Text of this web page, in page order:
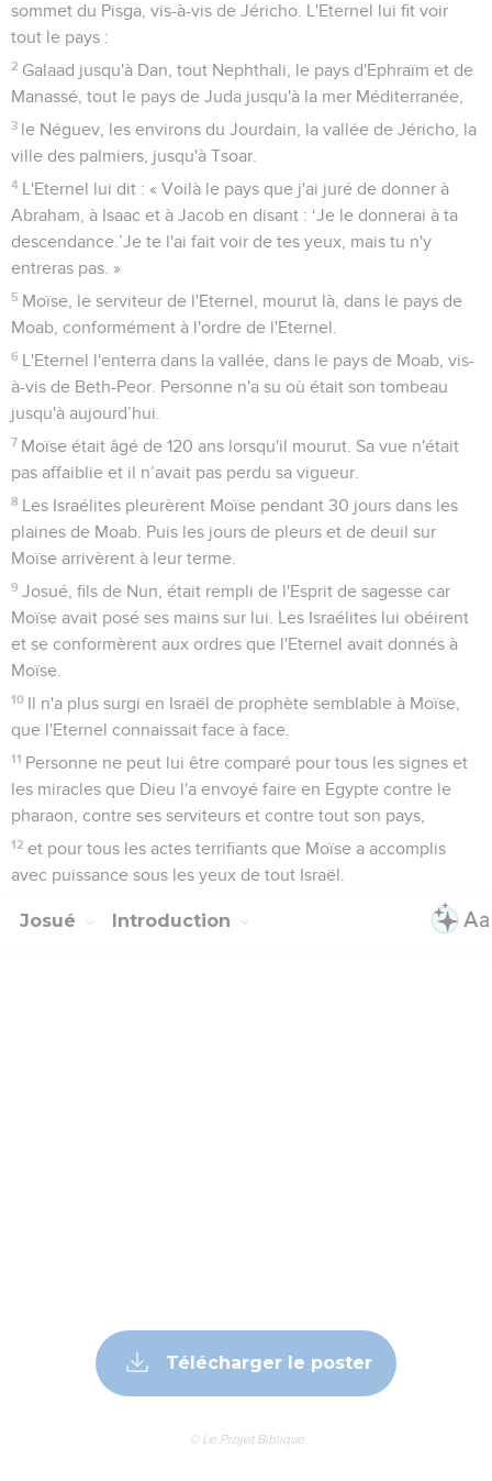
sommet du Pisga, vis-à-vis de Jéricho. L'Eternel lui fit voir
tout le pays :
2 Galaad jusqu'à Dan, tout Nephthali, le pays d'Ephraïm et de
Manassé, tout le pays de Juda jusqu'à la mer Méditerranée,
3 le Néguev, les environs du Jourdain, la vallée de Jéricho, la
ville des palmiers, jusqu'à Tsoar.
4 L'Eternel lui dit : « Voilà le pays que j'ai juré de donner à
Abraham, à Isaac et à Jacob en disant : ‘Je le donnerai à ta
descendance.’Je te l'ai fait voir de tes yeux, mais tu n'y
entreras pas. »
5 Moïse, le serviteur de l'Eternel, mourut là, dans le pays de
Moab, conformément à l'ordre de l'Eternel.
6 L'Eternel l'enterra dans la vallée, dans le pays de Moab, vis-
à-vis de Beth-Peor. Personne n'a su où était son tombeau
jusqu'à aujourd’hui.
7 Moïse était âgé de 120 ans lorsqu'il mourut. Sa vue n'était
pas affaiblie et il n’avait pas perdu sa vigueur.
8 Les Israélites pleurèrent Moïse pendant 30 jours dans les
plaines de Moab. Puis les jours de pleurs et de deuil sur
Moïse arrivèrent à leur terme.
9 Josué, fils de Nun, était rempli de l'Esprit de sagesse car
Moïse avait posé ses mains sur lui. Les Israélites lui obéirent
et se conformèrent aux ordres que l'Eternel avait donnés à
Moïse.
10 Il n'a plus surgi en Israël de prophète semblable à Moïse,
que l'Eternel connaissait face à face.
11 Personne ne peut lui être comparé pour tous les signes et
les miracles que Dieu l'a envoyé faire en Egypte contre le
pharaon, contre ses serviteurs et contre tout son pays,
12 et pour tous les actes terrifiants que Moïse a accomplis
avec puissance sous les yeux de tout Israël.
Josué Introduction
Télécharger le poster
© Le Projet Biblique